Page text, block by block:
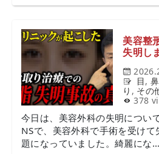
美容整
失明し
目, 鼻
り , その
378
今日は、美容外科の失明につい
NSで、美容外科で手術を受け
題になっていました。綺麗にな